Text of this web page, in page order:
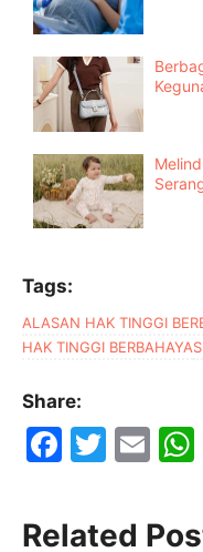
Tags:
ALASAN HAK TINGGI
HAK TINGGI BERBAHAYA
Share:
F
c
T
itt
E
ai
Related